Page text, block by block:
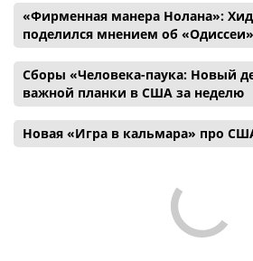
«Фирменная манера Нолана»:
поделился мнением об «Одиссеи»
Сборы «Человека-паука: Новый
важной планки в США за неделю
Новая «Игра в кальмара» про